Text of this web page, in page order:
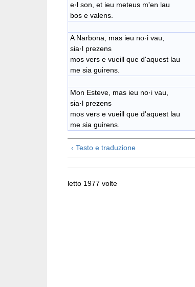
​e·l son, et ieu meteus m'en lau
​bos e valens.
A Narbona, mas ieu no·i vau,
sia·​l prezens
mos vers e vueill que d'aquest lau
me sia guirens.
Mon Esteve, mas ieu no·i vau,
sia·​l prezens
​mos vers e vueill que d'aquest lau
me sia guirens.
‹ Testo e traduzione
letto 1977 volte